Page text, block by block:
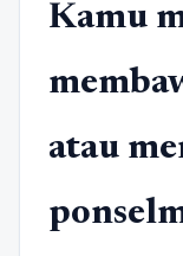
Kamu
atau